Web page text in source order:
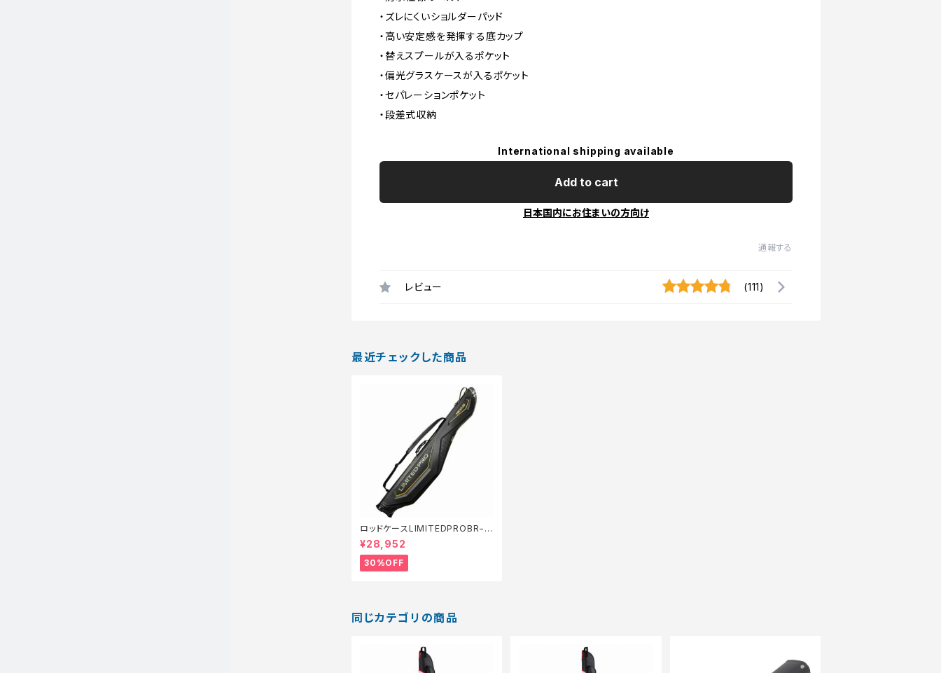
・ズレにくいショルダーパッド
・高い安定感を発揮する底カップ
・替えスプールが入るポケット
・偏光グラスケースが入るポケット
・セパレーションポケット
・段差式収納
International shipping available
Add to cart
日本国内にお住まいの方向け
通報する
レビュー (111)
最近チェックした商品
ロッドケースLIMITEDPROBR−11
1S 黒 125【特価装備】【30】
¥28,952
30%OFF
同じカテゴリの商品